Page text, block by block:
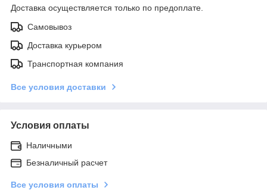
Доставка осуществляется только по предоплате.
Самовывоз
Доставка курьером
Транспортная компания
Все условия доставки
Условия оплаты
Наличными
Безналичный расчет
Все условия оплаты